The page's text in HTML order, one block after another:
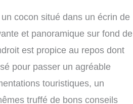
cocon situé dans un écrin de
et panoramique sur fond de
est propice au repos dont
pour passer un agréable
touristiques, un
truffé de bons conseils